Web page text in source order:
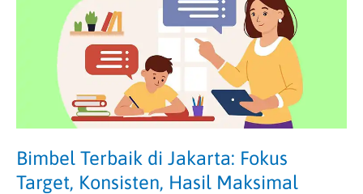
Bimbel Terbaik di Jakarta: Fokus
Target, Konsisten, Hasil Maksimal
Konsisten,
Maksimal